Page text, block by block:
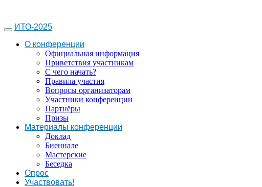
ИТО-2025
О конференции
Официальная информация
Приветствия участникам
С чего начать?
Правила участия
Вопросы организаторам
Участники конференции
Партнёры
Призы
Материалы конференции
Доклад
Биеннале
Мастерские
Беседка
Опрос
Участвовать!